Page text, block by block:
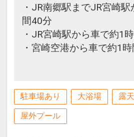
・JR南郷駅までJR宮崎
間40分
・JR宮崎駅から車で約1
・宮崎空港から車で約1時
駐車場あり 大浴場 露
屋外プール